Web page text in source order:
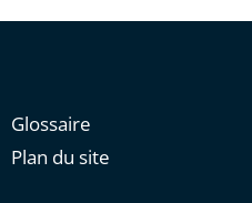
Glossaire
Plan du site